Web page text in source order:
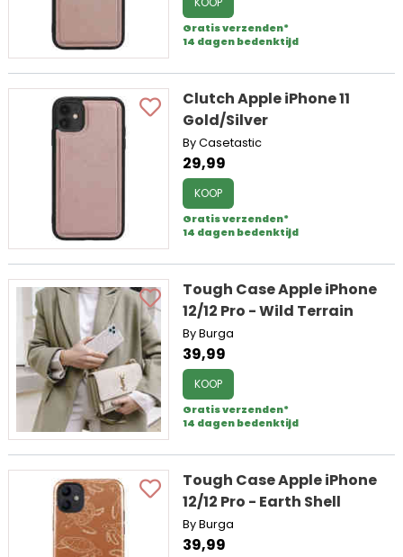
Gratis verzenden*
14 dagen bedenktijd
Clutch Apple iPhone 11
Gold/Silver
By Casetastic
29,99
KOOP
Gratis verzenden*
14 dagen bedenktijd
Tough Case Apple iPhone
12/12 Pro - Wild Terrain
By Burga
39,99
KOOP
Gratis verzenden*
14 dagen bedenktijd
Tough Case Apple iPhone
12/12 Pro - Earth Shell
By Burga
39,99